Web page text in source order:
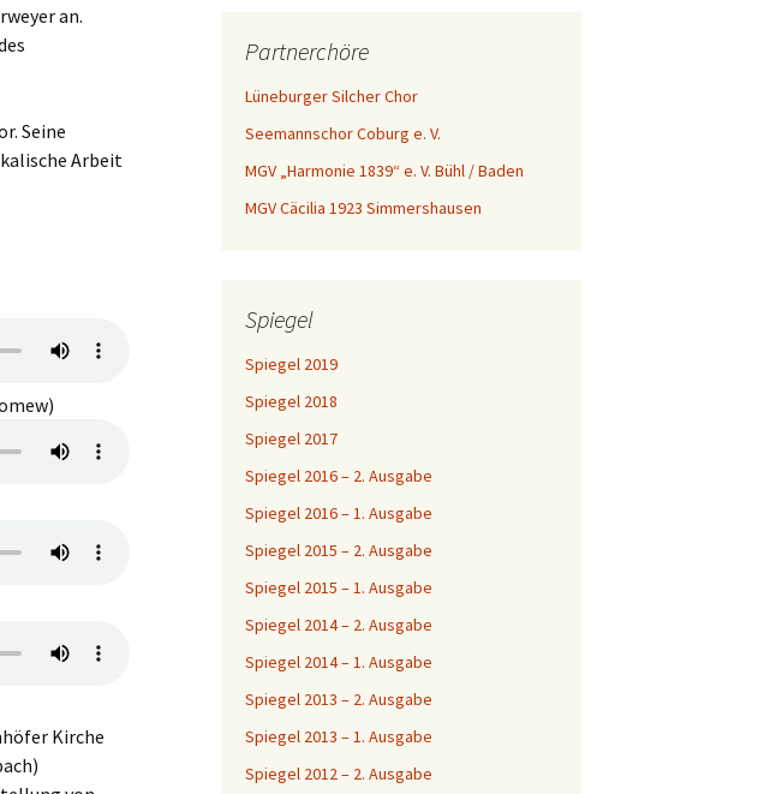
an.
Seine
Arbeit
Kirche
Partnerchöre
Lüneburger Silcher Chor
Seemannschor Coburg e. V.
MGV „Harmonie 1839“ e. V. Bühl / Baden
MGV Cäcilia 1923 Simmershausen
Spiegel
Spiegel 2019
Spiegel 2018
Spiegel 2017
Spiegel 2016 – 2. Ausgabe
Spiegel 2016 – 1. Ausgabe
Spiegel 2015 – 2. Ausgabe
Spiegel 2015 – 1. Ausgabe
Spiegel 2014 – 2. Ausgabe
Spiegel 2014 – 1. Ausgabe
Spiegel 2013 – 2. Ausgabe
Spiegel 2013 – 1. Ausgabe
Spiegel 2012 – 2. Ausgabe